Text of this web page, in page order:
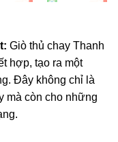
Giò thủ chay Thanh
hợp, tạo ra một
Đây không chỉ là
mà còn cho những